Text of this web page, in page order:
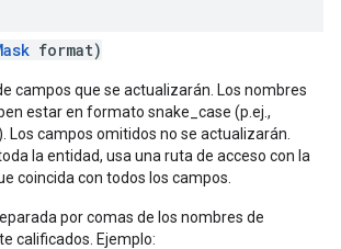
format)
campos que se actualizarán. Los nombres
estar en formato snake_case (p.ej.,
Los campos omitidos no se actualizarán.
la entidad, usa una ruta de acceso con la
coincida con todos los campos.
por comas de los nombres de
calificados. Ejemplo: